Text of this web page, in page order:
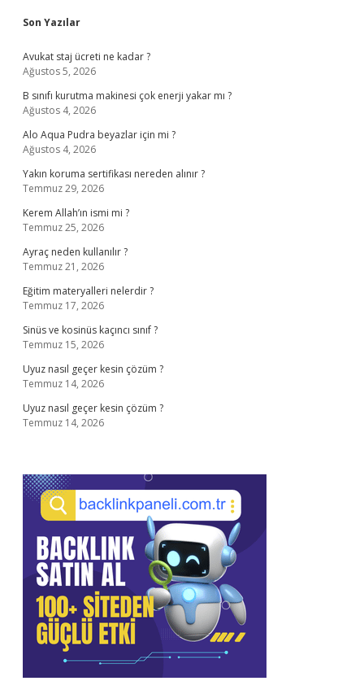
Sidebar
Son Yazılar
Avukat staj ücreti ne kadar ?
Ağustos 5, 2026
B sınıfı kurutma makinesi çok enerji yakar mı ?
Ağustos 4, 2026
Alo Aqua Pudra beyazlar için mi ?
Ağustos 4, 2026
Yakın koruma sertifikası nereden alınır ?
Temmuz 29, 2026
Kerem Allah’ın ismi mi ?
Temmuz 25, 2026
Ayraç neden kullanılır ?
Temmuz 21, 2026
Eğitim materyalleri nelerdir ?
Temmuz 17, 2026
Sinüs ve kosinüs kaçıncı sınıf ?
Temmuz 15, 2026
Uyuz nasıl geçer kesin çözüm ?
Temmuz 14, 2026
Uyuz nasıl geçer kesin çözüm ?
Temmuz 14, 2026